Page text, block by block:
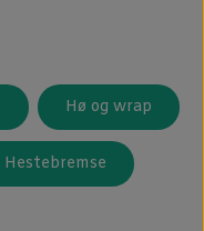
Hø og wrap
Hestebremse